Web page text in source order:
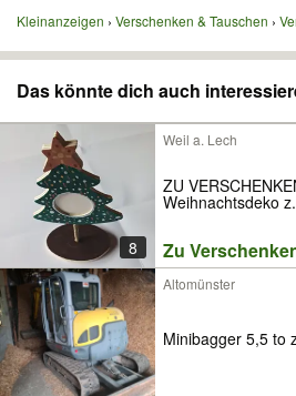
Kleinanzeigen Verschenken & Tauschen
Das könnte dich auch
8
Weil a. Lech
ZU
Weihnachtsdeko
Zu
Altomünster